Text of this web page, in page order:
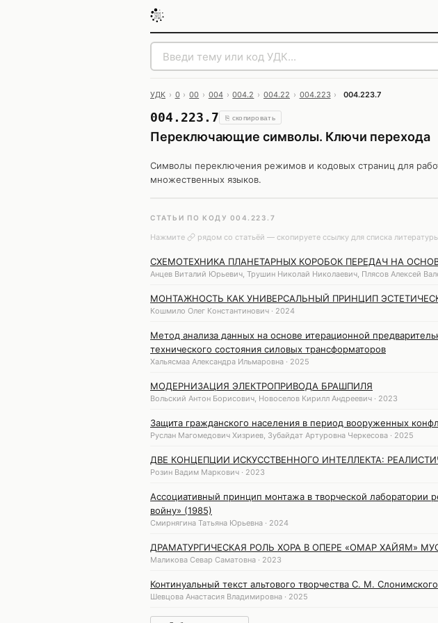
УДК › 0 › 00 › 004 › 004.2 › 004.22 › 004.223 › 004.223.7
004.223.7 ⎘ скопировать
Переключающие символы. Ключи перехода
Символы переключения режимов и кодовых страниц для
множественных языков.
СТАТЬИ ПО КОДУ 004.223.7
Нажмите
рядом со статьёй — скопируете ссылку для списка
СХЕМОТЕХНИКА ПЛАНЕТАРНЫХ КОРОБОК ПЕРЕДАЧ НА
Анцев Виталий Юрьевич, Трушин Николай Николаевич, Плясов Алексей
МОНТАЖНОСТЬ КАК УНИВЕРСАЛЬНЫЙ ПРИНЦИП
Кошмило Олег Константинович · 2024
Метод анализа данных на основе итерационной
технического состояния силовых трансформаторов
Хальясмаа Александра Ильмаровна · 2025
МОДЕРНИЗАЦИЯ ЭЛЕКТРОПРИВОДА БРАШПИЛЯ
Вольский Антон Борисович, Новоселов Кирилл Андреевич · 2023
Защита гражданского населения в период вооруженных
Руслан Магомедович Хизриев, Зубайдат Артуровна Черкесова · 2025
ДВЕ КОНЦЕПЦИИ ИСКУССТВЕННОГО ИНТЕЛЛЕКТА:
Розин Вадим Маркович · 2023
Ассоциативный принцип монтажа в творческой
войну» (1985)
Смирнягина Татьяна Юрьевна · 2024
ДРАМАТУРГИЧЕСКАЯ РОЛЬ ХОРА В ОПЕРЕ «ОМАР ХАЙЯМ»
Маликова Севар Саматовна · 2023
Континуальный текст альтового творчества С. М. Слонимского
Шевцова Анастасия Владимировна · 2025